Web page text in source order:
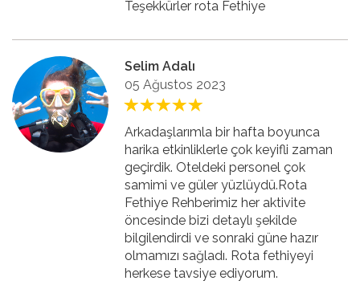
Teşekkürler rota Fethiye
Selim Adalı
05 Ağustos 2023
Arkadaşlarımla bir hafta boyunca
harika etkinliklerle çok keyifli zaman
geçirdik. Oteldeki personel çok
samimi ve güler yüzlüydü.Rota
Fethiye Rehberimiz her aktivite
öncesinde bizi detaylı şekilde
bilgilendirdi ve sonraki güne hazır
olmamızı sağladı. Rota fethiyeyi
herkese tavsiye ediyorum.